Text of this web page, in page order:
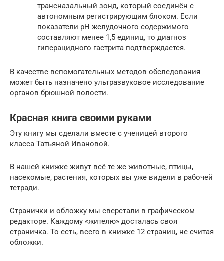
трансназальный зонд, который соединён с
автономным регистрирующим блоком. Если
показатели pН желудочного содержимого
составляют менее 1,5 единиц, то диагноз
гиперацидного гастрита подтверждается.
В качестве вспомогательных методов обследования
может быть назначено ультразвуковое исследование
органов брюшной полости.
Красная книга своими руками
Эту книгу мы сделали вместе с ученицей второго
класса Татьяной Ивановой.
В нашей книжке живут всё те же животные, птицы,
насекомые, растения, которых вы уже видели в рабочей
тетради.
Странички и обложку мы сверстали в графическом
редакторе. Каждому «жителю» досталась своя
страничка. То есть, всего в книжке 12 страниц, не считая
обложки.